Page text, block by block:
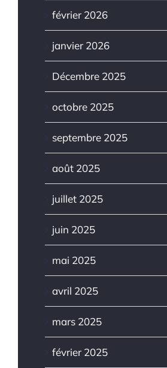
février 2026
janvier 2026
Décembre 2025
octobre 2025
septembre 2025
août 2025
juillet 2025
juin 2025
mai 2025
avril 2025
mars 2025
février 2025